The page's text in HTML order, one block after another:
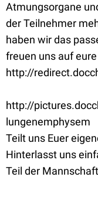
Atmungsorgane
der Teilnehmer
haben wir das
freuen uns auf
http://
http://
lungenemphysem
Teilt uns Euer
Hinterlasst uns
Teil der